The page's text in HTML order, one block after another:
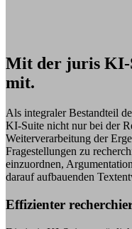
Mit der juris KI-
mit.
Als integraler Bestandteil
KI-Suite nicht nur bei der
Weiterverarbeitung der
Fragestellungen zu
einzuordnen,
darauf aufbauenden
Effizienter